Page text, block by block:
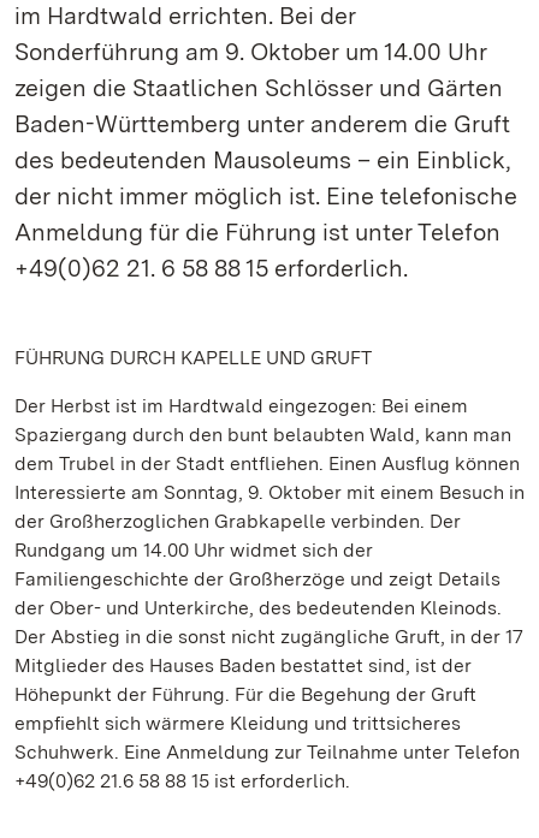
im Hardtwald errichten. Bei der
Sonderführung am 9. Oktober um 14.00 Uhr
zeigen die Staatlichen Schlösser und Gärten
Baden-Württemberg unter anderem die Gruft
des bedeutenden Mausoleums – ein Einblick,
der nicht immer möglich ist. Eine telefonische
Anmeldung für die Führung ist unter Telefon
+49(0)62 21. 6 58 88 15 erforderlich.
FÜHRUNG DURCH KAPELLE UND GRUFT
Der Herbst ist im Hardtwald eingezogen: Bei einem
Spaziergang durch den bunt belaubten Wald, kann man
dem Trubel in der Stadt entfliehen. Einen Ausflug können
Interessierte am Sonntag, 9. Oktober mit einem Besuch in
der Großherzoglichen Grabkapelle verbinden. Der
Rundgang um 14.00 Uhr widmet sich der
Familiengeschichte der Großherzöge und zeigt Details
der Ober- und Unterkirche, des bedeutenden Kleinods.
Der Abstieg in die sonst nicht zugängliche Gruft, in der 17
Mitglieder des Hauses Baden bestattet sind, ist der
Höhepunkt der Führung. Für die Begehung der Gruft
empfiehlt sich wärmere Kleidung und trittsicheres
Schuhwerk. Eine Anmeldung zur Teilnahme unter Telefon
+49(0)62 21.6 58 88 15 ist erforderlich.